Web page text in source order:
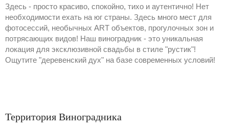
Здесь - просто красиво, спокойно, тихо и аутентично! Нет
необходимости ехать на юг страны. Здесь много мест для
фотосессий, необычных ART объектов, прогулочных зон и
потрясающих видов! Наш виноградник - это уникальная
локация для эксклюзивной свадьбы в стиле "рустик"!
Ощутите "деревенский дух" на базе современных условий!
Территория Виноградника